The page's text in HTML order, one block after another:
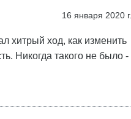
16 января 2020 г.
хитрый ход, как изменить
Никогда такого не было -